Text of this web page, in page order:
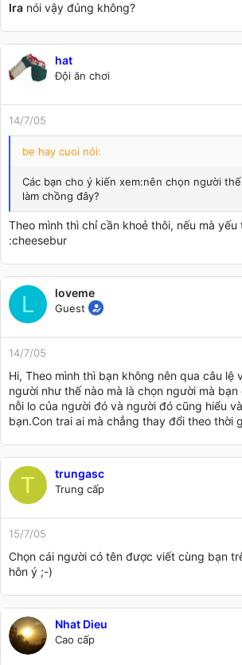
Ira nói vậy đúng không?
hat
Đội ăn chơi
14/7/05
be hay cuoi nói:
Các bạn cho ý kiến xem:nên chọn người
làm chồng đây?
Theo mình thì chỉ cần khoẻ thôi, nếu mà yếu
:cheesebur
L loveme
Guest
14/7/05
Hi, Theo mình thì bạn không nên qua câu lệ
người như thế nào mà là chọn người mà
nỗi lo của người đó và người đó cũng hiểu
bạn.Con trai ai mà chẳng thay đổi theo thời
T trungasc
Trung cấp
15/7/05
Chọn cái người có tên được viết cùng bạn
hôn ý ;-)
Nhat Dieu
Cao cấp